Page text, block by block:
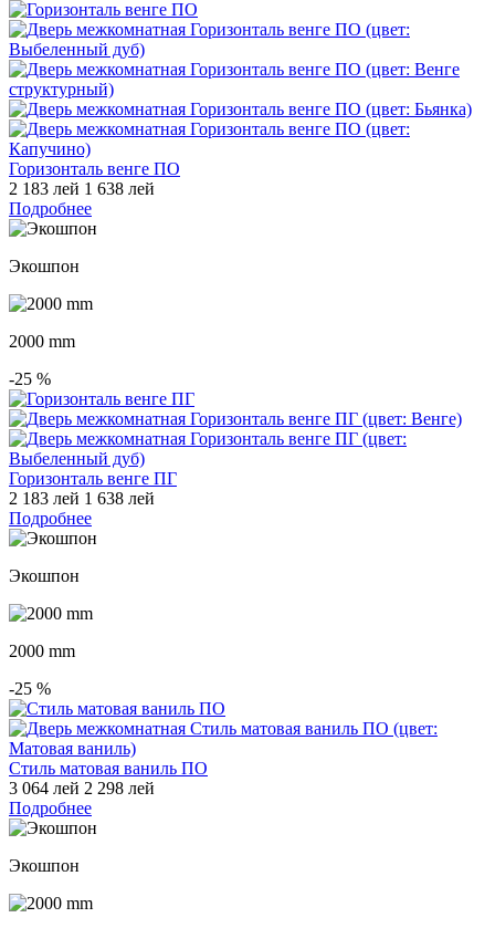
Горизонталь венге ПО
2 183 лей 1 638 лей
Подробнее
Экошпон
2000 mm
-25 %
Горизонталь венге ПГ
2 183 лей 1 638 лей
Подробнее
Экошпон
2000 mm
-25 %
Стиль матовая ваниль ПО
3 064 лей 2 298 лей
Подробнее
Экошпон